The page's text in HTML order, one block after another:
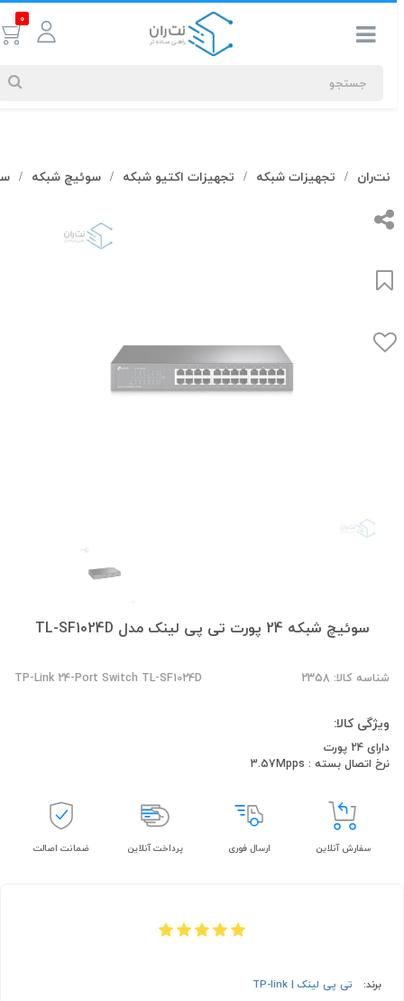
0
جستجوهای
شما
#کابل شبکه
بیشترین
جستجوهای
#کابل شبکه
#کابل شبکه لگراند #کابل شبکه نگزنس
نت‌ران تجهیزات شبکه تجهیزات اکتیو شبکه سوئیچ شبکه
سوئیچ شبکه 24 پورت تی پی لینک مدل TL-SF1024D
شناسه کالا: 2358 TP-Link 24-Port Switch TL-SF1024D
ویژگی کالا:
دارای 24 پورت
نرخ اتصال بسته : 3.57Mpps
سفارش آنلاین ارسال فوری پرداخت آنلاین ضمانت اصالت
برند:
تی پی لینک | TP-link